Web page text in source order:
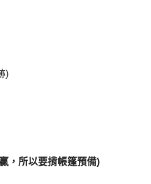
)
，所以要揹帳篷預備)